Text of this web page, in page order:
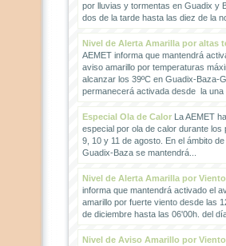
por lluvias y tormentas en Guadix y
dos de la tarde hasta las diez de la
Nivel de Alerta Amarilla por altas
AEMET informa que mantendrá
aviso amarillo por temperaturas
alcanzar los 39ºC en Guadix-Baza-
permanecerá activada desde la una
Especial Ola de CalorLa AEMET
especial por ola de calor durante los
9, 10 y 11 de agosto. En el ámbito
Guadix-Baza se mantendrá...
Nivel de Alerta Amarilla por Viento
informa que mantendrá activado el
amarillo por fuerte viento desde las
de diciembre hasta las 06'00h. del día
Nivel de Aviso Amarillo por Viento